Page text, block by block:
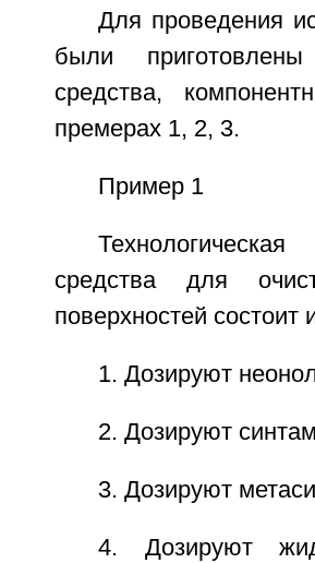
Для проведения
были
средства,
премерах 1, 2, 3.
Пример 1
средства для
поверхностей
1. Дозируют
2. Дозируют
3. Дозируют
4. Дозируют